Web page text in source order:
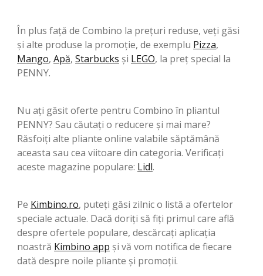
În plus față de Combino la prețuri reduse, veți găsi
și alte produse la promoție, de exemplu Pizza,
Mango, Apă, Starbucks şi LEGO, la preț special la
PENNY.
Nu ați găsit oferte pentru Combino în pliantul
PENNY? Sau căutați o reducere și mai mare?
Răsfoiți alte pliante online valabile săptămână
aceasta sau cea viitoare din categoria. Verificați
aceste magazine populare: Lidl.
Pe Kimbino.ro, puteți găsi zilnic o listă a ofertelor
speciale actuale. Dacă doriți să fiți primul care află
despre ofertele populare, descărcați aplicația
noastră Kimbino app și vă vom notifica de fiecare
dată despre noile pliante și promoții.